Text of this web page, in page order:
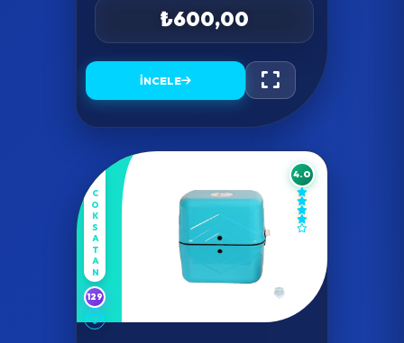
₺600,00
İNCELE
COKSATAN
129
4.0